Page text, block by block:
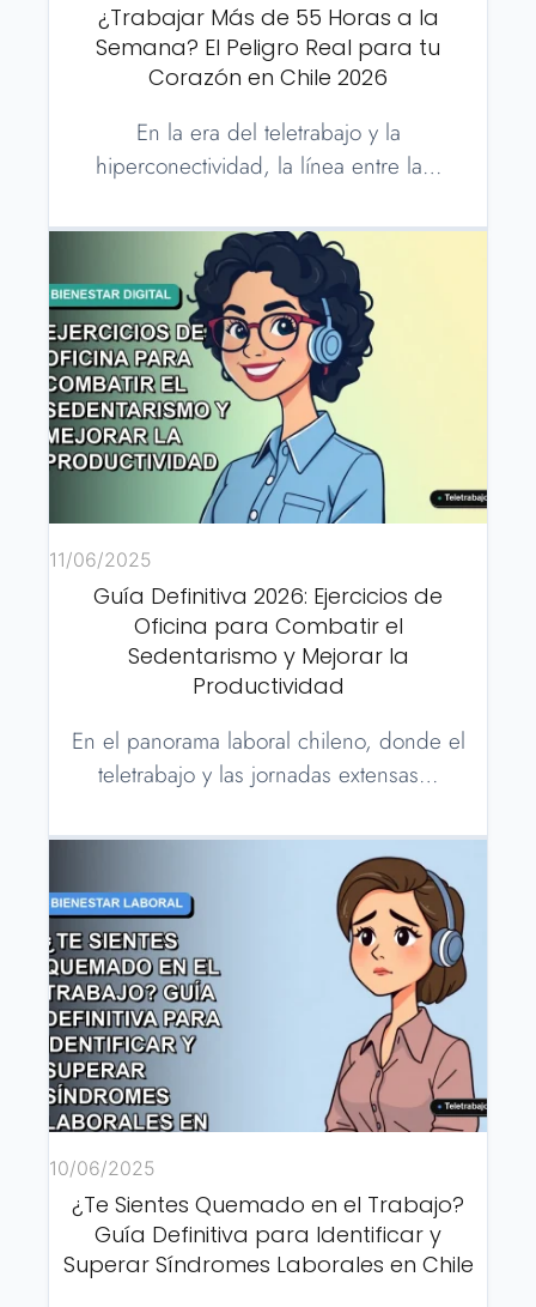
¿Trabajar Más de 55 Horas a la
Semana? El Peligro Real para tu
Corazón en Chile 2026
En la era del teletrabajo y la
hiperconectividad, la línea entre la…
11/06/2025
Guía Definitiva 2026: Ejercicios de
Oficina para Combatir el
Sedentarismo y Mejorar la
Productividad
En el panorama laboral chileno, donde el
teletrabajo y las jornadas extensas…
10/06/2025
¿Te Sientes Quemado en el Trabajo?
Guía Definitiva para Identificar y
Superar Síndromes Laborales en Chile